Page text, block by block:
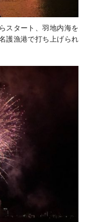
スタート、羽地内海を
護漁港で打ち上げられ